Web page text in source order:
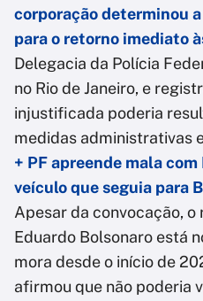
corporação determinou
para o retorno imediato
Delegacia da Polícia
no Rio de Janeiro, e
injustificada poderia
medidas administrativas
+ PF apreende mala
veículo que seguia para
Apesar da convocação,
Eduardo Bolsonaro está
mora desde o início de
afirmou que não poderia